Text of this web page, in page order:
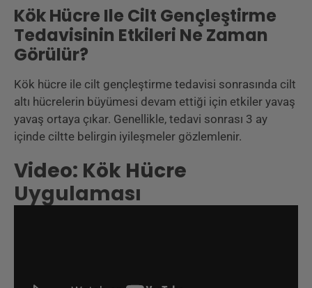
Kök Hücre Ile Cilt Gençleştirme
Tedavisinin Etkileri Ne Zaman
Görülür?
Kök hücre ile cilt gençleştirme tedavisi sonrasında cilt
altı hücrelerin büyümesi devam ettiği için etkiler yavaş
yavaş ortaya çıkar. Genellikle, tedavi sonrası 3 ay
içinde ciltte belirgin iyileşmeler gözlemlenir.
Video: Kök Hücre
Uygulaması